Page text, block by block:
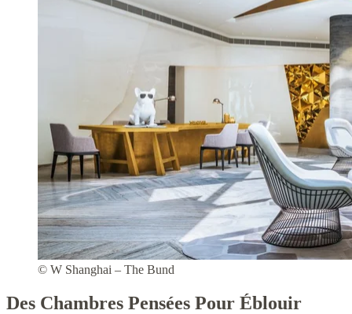
© W Shanghai – The Bund
Des Chambres Pensées Pour Éblouir